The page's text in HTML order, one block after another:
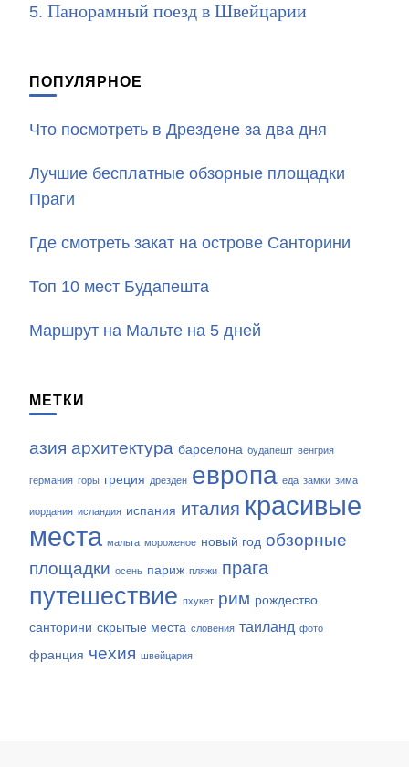
Панорамный поезд в Швейцарии
ПОПУЛЯРНОЕ
Что посмотреть в Дрездене за два дня
Лучшие бесплатные обзорные площадки
Праги
Где смотреть закат на острове Санторини
Топ 10 мест Будапешта
Маршрут на Мальте на 5 дней
МЕТКИ
азия архитектура барселона будапешт венгрия
германия горы греция дрезден европа еда замки зима
иордания исландия испания италия красивые
места мальта мороженое новый год обзорные
площадки осень париж пляжи прага
путешествие пхукет рим рождество
санторини скрытые места словения таиланд фото
франция чехия швейцария